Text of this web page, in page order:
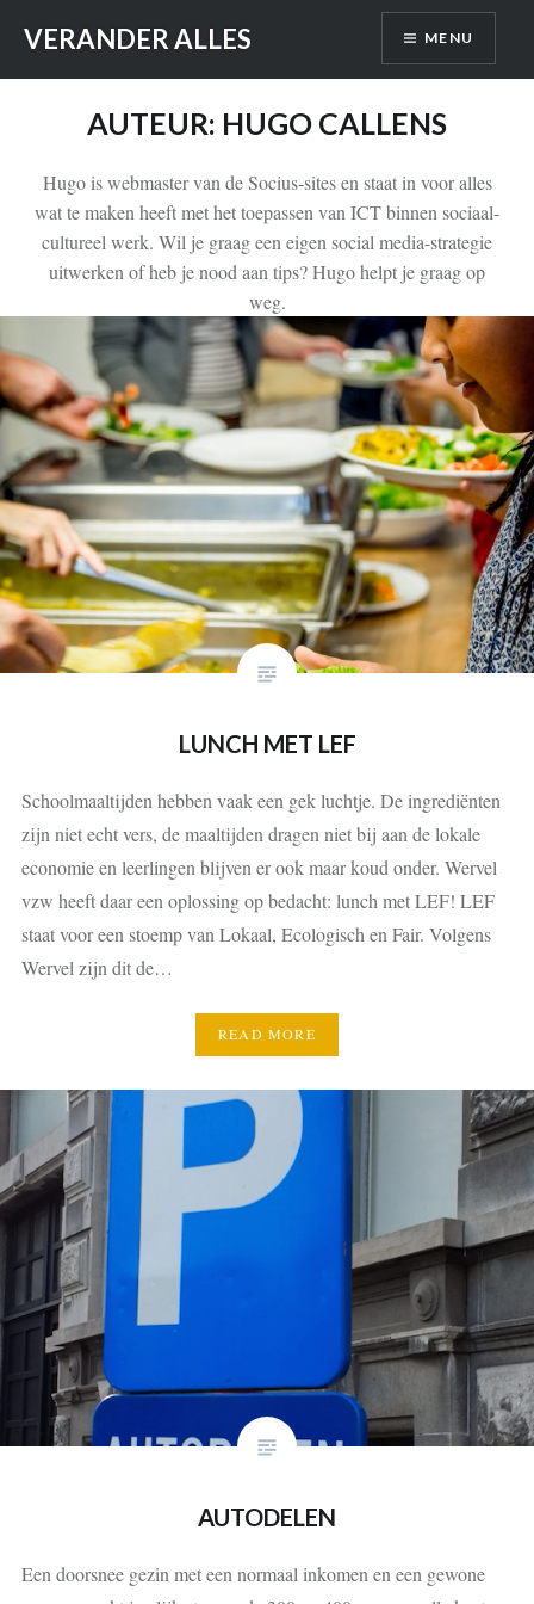
content
VERANDER ALLES MENU
AUTEUR: HUGO CALLENS
Hugo is webmaster van de Socius-sites en staat in voor alles
wat te maken heeft met het toepassen van ICT binnen sociaal-
cultureel werk. Wil je graag een eigen social media-strategie
uitwerken of heb je nood aan tips? Hugo helpt je graag op
weg.
LUNCH MET LEF
Schoolmaaltijden hebben vaak een gek luchtje. De ingrediënten
zijn niet echt vers, de maaltijden dragen niet bij aan de lokale
economie en leerlingen blijven er ook maar koud onder. Wervel
vzw heeft daar een oplossing op bedacht: lunch met LEF! LEF
staat voor een stoemp van Lokaal, Ecologisch en Fair. Volgens
Wervel zijn dit de…
READ MORE
AUTODELEN
Een doorsnee gezin met een normaal inkomen en een gewone